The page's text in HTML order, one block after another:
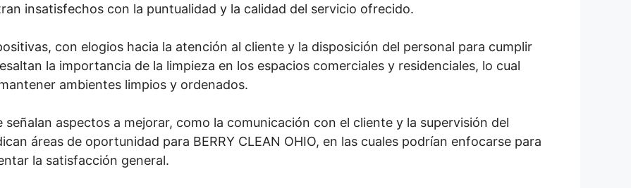
insatisfechos con la puntualidad y la calidad del servicio ofrecido.
con elogios hacia la atención al cliente y la disposición del personal para cumplir
la importancia de la limpieza en los espacios comerciales y residenciales, lo cual
ambientes limpios y ordenados.
aspectos a mejorar, como la comunicación con el cliente y la supervisión del
áreas de oportunidad para BERRY CLEAN OHIO, en las cuales podrían enfocarse para
la satisfacción general.